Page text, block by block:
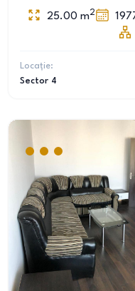
25.00 m2
Locație:
Sector 4